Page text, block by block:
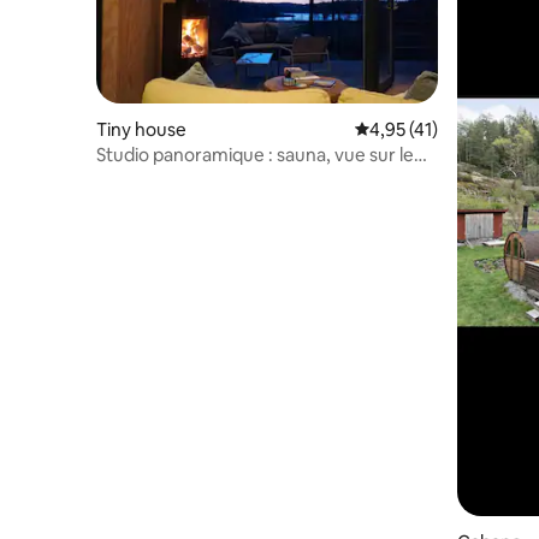
Tiny house Évaluation moyenne
4,95 (41)
Studio panoramique : sauna, vue sur le